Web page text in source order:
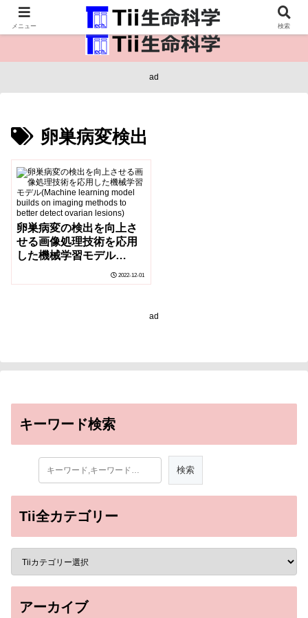
医療保健・生命・生物の情報インフラ。
ad
卵巣病変検出
卵巣病変の検出を向上さ
せる画像処理技術を応用
した機械学習モデル
(Machine learning model
builds on imaging
2022-12-01
ad
キーワード検索
Tii全カテゴリー
アーカイブ
メニュー 検索